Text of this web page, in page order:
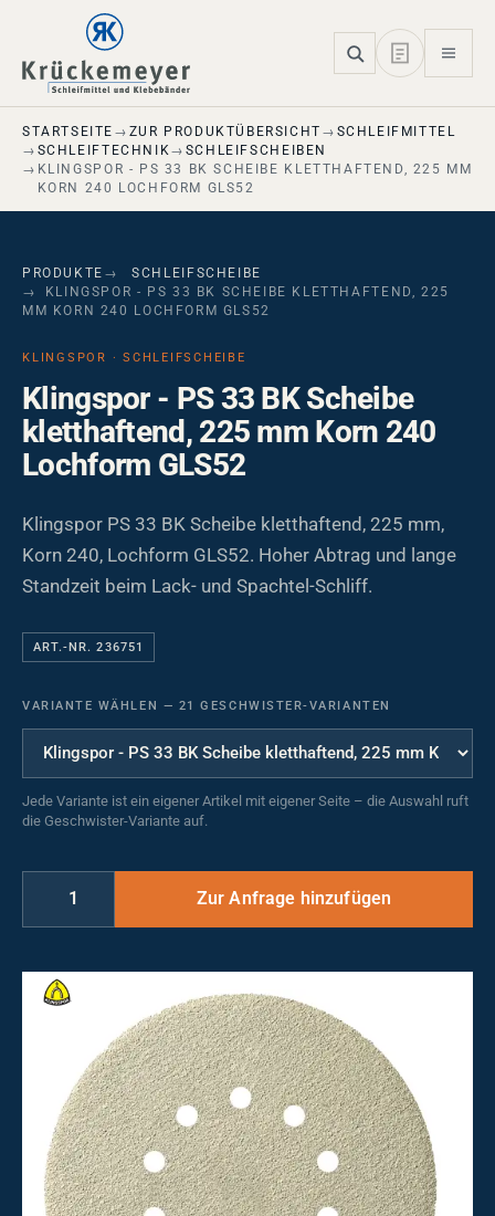
Skip to main navigation
Skip to main content
Skip to page footer
STARTSEITE ZUR PRODUKTÜBERSICHT
SCHLEIFMITTEL
SCHLEIFTECHNIK
SCHLEIFSCHEIBEN
KLINGSPOR - PS 33 BK SCHEIBE KLETTHAFTEND, 225 MM
KORN 240 LOCHFORM GLS52
PRODUKTE
SCHLEIFSCHEIBE
KLINGSPOR - PS 33 BK SCHEIBE KLETTHAFTEND, 225
MM KORN 240 LOCHFORM GLS52
KLINGSPOR · SCHLEIFSCHEIBE
Klingspor - PS 33 BK Scheibe
kletthaftend, 225 mm Korn 240
Lochform GLS52
Klingspor PS 33 BK Scheibe kletthaftend, 225 mm,
Korn 240, Lochform GLS52. Hoher Abtrag und lange
Standzeit beim Lack- und Spachtel-Schliff.
ART.-NR. 236751
VARIANTE WÄHLEN — 21 GESCHWISTER-VARIANTEN
Jede Variante ist ein eigener Artikel mit eigener Seite – die Auswahl ruft
die Geschwister-Variante auf.